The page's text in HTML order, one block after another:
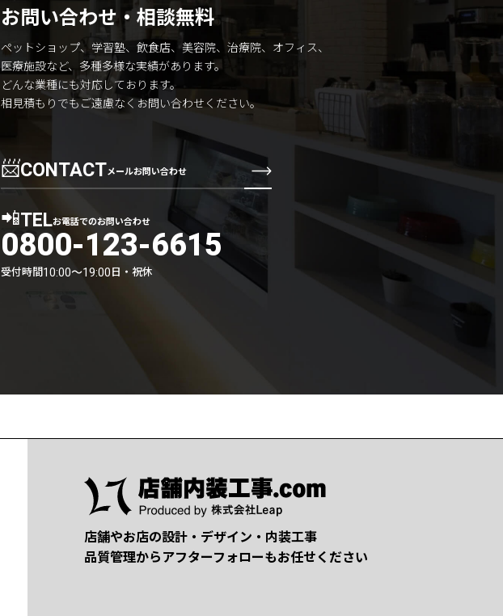
お問い合わせ・相談無料
ペットショップ、学習塾、飲食店、美容院、治療院、オフィス、
医療施設など、多種多様な実績があります。
どんな業種にも対応しております。
相見積もりでもご遠慮なくお問い合わせください。
📨CONTACTメールお問い合わせ
📲TELお電話でのお問い合わせ
0800-123-6615
受付時間10:00〜19:00日・祝休
店舗やお店の設計・デザイン・内装工事
品質管理からアフターフォローもお任せください